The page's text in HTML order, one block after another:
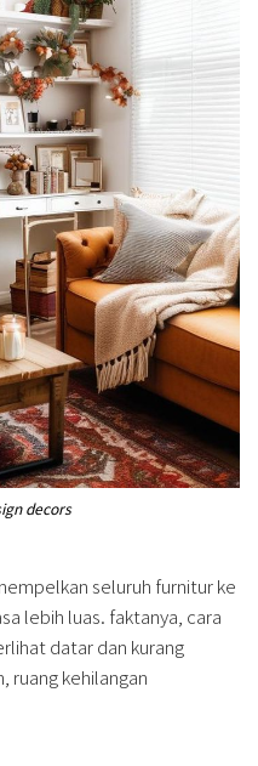
decors
seluruh furnitur ke
lebih luas. faktanya, cara
datar dan kurang
ruang kehilangan